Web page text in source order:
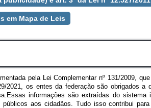
em Mapa de Leis
pela Lei Complementar nº 131/2009,
2021, os entes da federação são obrigados a
informações são extraídas do sistema
aos cidadãos. Tudo isso contribui